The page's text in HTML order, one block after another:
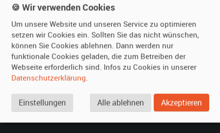
Leistungen
Referenzen
Kundenmeinungen
Fragen für Mieter
Service
Vermieten
Oldtimer anmelden
Fragen für Vermieter
Hilfe
Kontakt
🍪 Wir verwenden Cookies
Um unsere Website und unseren Service zu optimieren
setzen wir Cookies ein. Sollten Sie das nicht wünschen,
können Sie Cookies ablehnen. Dann werden nur
funktionale Cookies geladen, die zum Betreiben der
Webseite erforderlich sind. Infos zu Cookies in unserer
Datenschutzerklärung.
Einstellungen Alle ablehnen Akzeptieren